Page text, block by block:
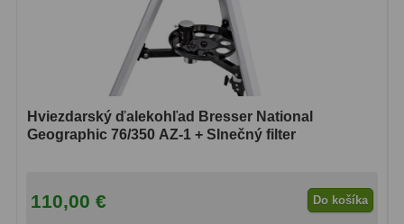
Hviezdarský ďalekohľad Bresser National
Geographic 76/350 AZ-1 + Slnečný filter
110,00 € Do košíka